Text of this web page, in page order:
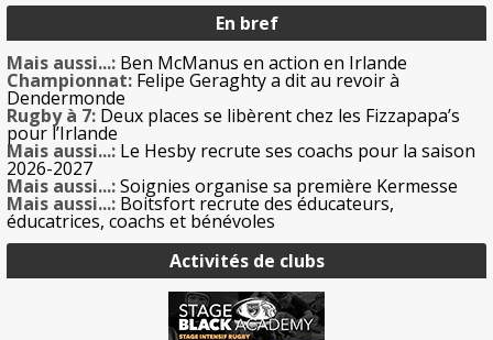
En bref
Mais aussi...: Ben McManus en action en Irlande
Championnat: Felipe Geraghty a dit au revoir à
Dendermonde
Rugby à 7: Deux places se libèrent chez les Fizzapapa’s
pour l’Irlande
Mais aussi...: Le Hesby recrute ses coachs pour la saison
2026-2027
Mais aussi...:Soignies organise sa première Kermesse
Mais aussi...: Boitsfort recrute des éducateurs,
éducatrices, coachs et bénévoles
Activités de clubs